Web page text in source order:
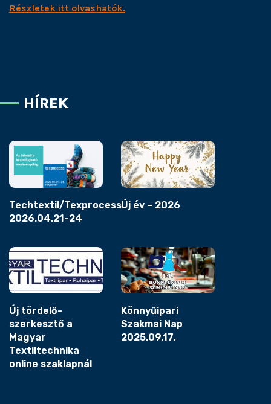
Részletek itt olvashatók.
HÍREK
Techtextil/Texprocess
2026.04.21-24
Új év – 2026
Új tördelő-
szerkesztő a
Magyar
Textiltechnika
online szaklapnál
Könnyűipari
Szakmai Nap
2025.09.17.